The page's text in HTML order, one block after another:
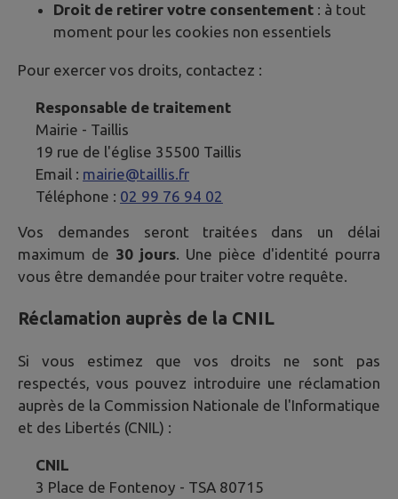
Droit de retirer votre consentement : à tout
moment pour les cookies non essentiels
Pour exercer vos droits, contactez :
Responsable de traitement
Mairie - Taillis
19 rue de l'église 35500 Taillis
Email : mairie@taillis.fr
Téléphone : 02 99 76 94 02
Vos demandes seront traitées dans un délai
maximum de 30 jours . Une pièce d'identité pourra
vous être demandée pour traiter votre requête.
Réclamation auprès de la CNIL
Si vous estimez que vos droits ne sont pas
respectés, vous pouvez introduire une réclamation
auprès de la Commission Nationale de l'Informatique
et des Libertés (CNIL) :
CNIL
3 Place de Fontenoy - TSA 80715